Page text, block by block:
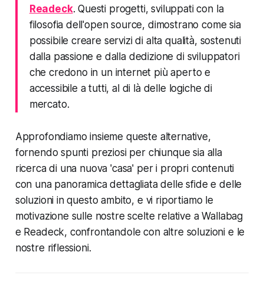
Readeck. Questi progetti, sviluppati con la
filosofia dell'open source, dimostrano come sia
possibile creare servizi di alta qualità, sostenuti
dalla passione e dalla dedizione di sviluppatori
che credono in un internet più aperto e
accessibile a tutti, al di là delle logiche di
mercato.
Approfondiamo insieme queste alternative,
fornendo spunti preziosi per chiunque sia alla
ricerca di una nuova 'casa' per i propri contenuti
con una panoramica dettagliata delle sfide e delle
soluzioni in questo ambito, e vi riportiamo le
motivazione sulle nostre scelte relative a Wallabag
e Readeck, confrontandole con altre soluzioni e le
nostre riflessioni.